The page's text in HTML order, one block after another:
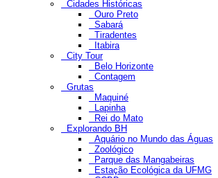
Cidades Históricas
Ouro Preto
Sabará
Tiradentes
Itabira
City Tour
Belo Horizonte
Contagem
Grutas
Maquiné
Lapinha
Rei do Mato
Explorando BH
Aquário no Mundo das Águas
Zoológico
Parque das Mangabeiras
Estação Ecológica da UFMG